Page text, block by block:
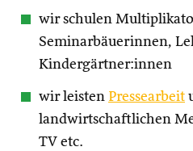
wir schulen
Seminarbäuerinnen,
Kindergärtner:innen
wir leisten Pressearbeit
landwirtschaftlichen
TV etc.